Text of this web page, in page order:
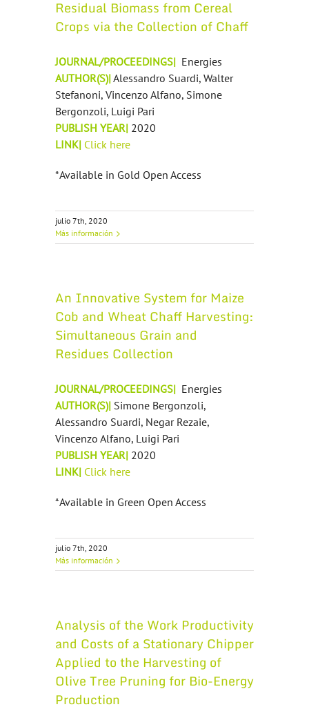
Residual Biomass from Cereal
Crops via the Collection of Chaff
JOURNAL/PROCEEDINGS| Energies
AUTHOR(S)|Alessandro Suardi, Walter
Stefanoni, Vincenzo Alfano, Simone
Bergonzoli, Luigi Pari
PUBLISH YEAR| 2020
LINK| Click here
*Available in Gold Open Access
julio 7th, 2020
Más información
An Innovative System for Maize
Cob and Wheat Chaff Harvesting:
Simultaneous Grain and
Residues Collection
JOURNAL/PROCEEDINGS| Energies
AUTHOR(S)| Simone Bergonzoli,
Alessandro Suardi, Negar Rezaie,
Vincenzo Alfano, Luigi Pari
PUBLISH YEAR| 2020
LINK| Click here
*Available in Green Open Access
julio 7th, 2020
Más información
Analysis of the Work Productivity
and Costs of a Stationary Chipper
Applied to the Harvesting of
Olive Tree Pruning for Bio-Energy
Production